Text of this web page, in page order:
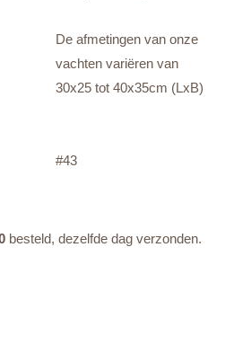
De afmetingen van onze
vachten variëren van
30x25 tot 40x35cm (LxB)
#43
besteld, dezelfde dag verzonden.